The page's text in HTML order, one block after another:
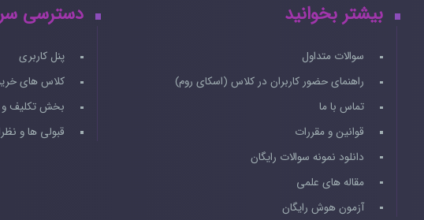
بیشتر بخوانید
سوالات متداول
راهنمای حضور کاربران در کلاس (اسکای روم)
تماس با ما
قوانین و مقررات
دانلود نمونه سوالات رایگان
مقاله های علمی
آزمون هوش رایگان
دسترسی
پنل کاربری
کلاس های
بخش تکلیف و
قبولی ها و